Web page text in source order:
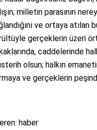
milletin parasının
ve ortaya atılan
gerçeklerin üzeri
caddelerinde
olsun; halkın
ve gerçeklerin
haber